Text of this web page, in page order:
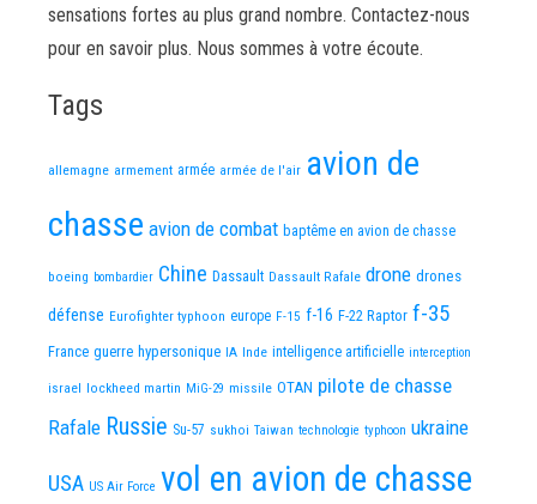
sensations fortes au plus grand nombre. Contactez-nous
pour en savoir plus. Nous sommes à votre écoute.
Tags
allemagne armement armée armée de l'air avion de
chasse avion de combat baptême en avion de chasse
boeing bombardier Chine Dassault Dassault Rafale drone drones
défense Eurofighter typhoon europe F-15 f-16 F-22 Raptor f-35
France guerre hypersonique IA Inde intelligence artificielle interception
israel lockheed martin MiG-29 missile OTAN pilote de chasse
Rafale Russie Su-57 sukhoi Taiwan technologie typhoon ukraine
USA US Air Force vol en avion de chasse